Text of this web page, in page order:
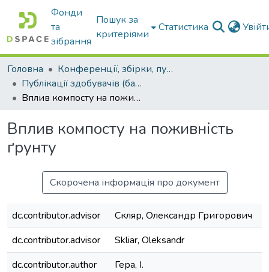
Фонди
та
зібрання
Пошук за
критеріями
Статистика
Головна
Конференції, збірки, публікації молодих вчених і здобувачів : магістрів, бакалаврів, аспірантів.
Публікації здобувачів (бакалаврів. магістрів, аспірантів)
Вплив компосту на поживність ґрунту
Вплив компосту на поживність
ґрунту
Скорочена інформація про документ
dc.contributor.advisor
Скляр, Олександр Григорович
dc.contributor.advisor
Skliar, Oleksandr
dc.contributor.author
Гера, І.